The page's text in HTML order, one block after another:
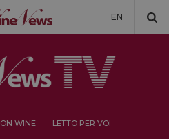
EN
ON WINE LETTO PER VOI